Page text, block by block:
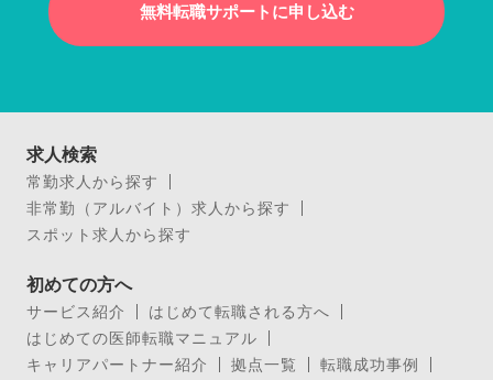
無料転職サポートに申し込む
求人検索
常勤求人から探す
非常勤（アルバイト）求人から探す
スポット求人から探す
初めての方へ
サービス紹介
はじめて転職される方へ
はじめての医師転職マニュアル
キャリアパートナー紹介
拠点一覧
転職成功事例